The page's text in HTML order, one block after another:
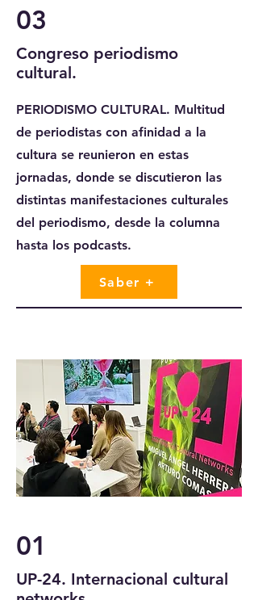
03
Congreso periodismo
cultural.
PERIODISMO CULTURAL. Multitud
de periodistas con afinidad a la
cultura se reunieron en estas
jornadas, donde se discutieron las
distintas manifestaciones culturales
del periodismo, desde la columna
hasta los podcasts.
Saber +
01
UP-24. Internacional cultural